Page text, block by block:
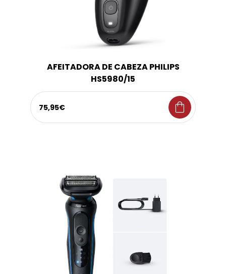
AFEITADORA DE CABEZA PHILIPS
HS5980/15
75,95€ shopping_bag